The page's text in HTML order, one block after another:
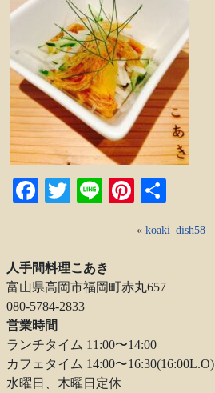
Facebook
TwitterLinePinterest
« koaki_dish58
人手間料理こあき
富山県高岡市福岡町赤丸657
080-5784-2833
営業時間
ランチタイム 11:00〜14:00
カフェタイム 14:00〜16:30(16:00L.O)
水曜日、木曜日定休